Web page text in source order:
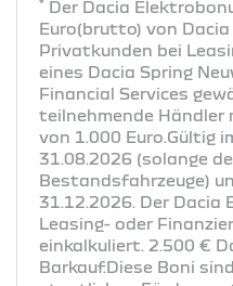
Der Dacia
Euro(brutto) von
Privatkunden bei
eines Dacia Spring
Financial Services
teilnehmende Händler
von 1.000 Euro.Gültig
31.08.2026 (solange
Bestandsfahrzeuge)
31.12.2026. Der Dacia
Leasing- oder
einkalkuliert. 2.500 €
Barkauf.Diese Boni